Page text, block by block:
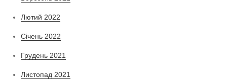
Лютий 2022
Січень 2022
Грудень 2021
Листопад 2021